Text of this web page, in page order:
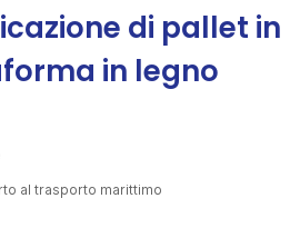
di pallet in
in legno
al trasporto marittimo